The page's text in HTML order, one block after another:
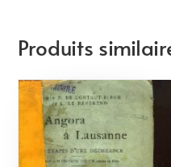
Produits